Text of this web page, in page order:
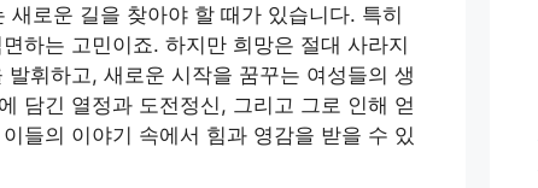
로운 길을 찾아야 할 때가 있습니다. 특히
하는 고민이죠. 하지만 희망은 절대 사라지
휘하고, 새로운 시작을 꿈꾸는 여성들의 생
담긴 열정과 도전정신, 그리고 그로 인해 얻
들의 이야기 속에서 힘과 영감을 받을 수 있